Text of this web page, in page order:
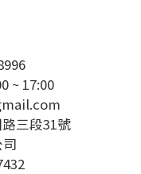
~ 17:00
三段31號